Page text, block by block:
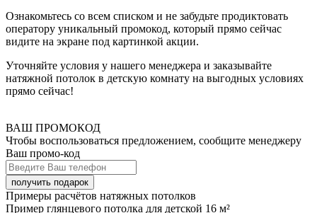
Ознакомьтесь со всем списком и не забудьте продиктовать
оператору уникальный промокод, который прямо сейчас
видите на экране под картинкой акции.
Уточняйте условия у нашего менеджера и заказывайте
натяжной потолок в детскую комнату на выгодных условиях
прямо сейчас!
ВАШ ПРОМОКОД
Чтобы воспользоваться предложением, сообщите менеджеру
Ваш промо-код
Примеры расчётов натяжных потолков
Пример глянцевого потолка для детской 16 м²